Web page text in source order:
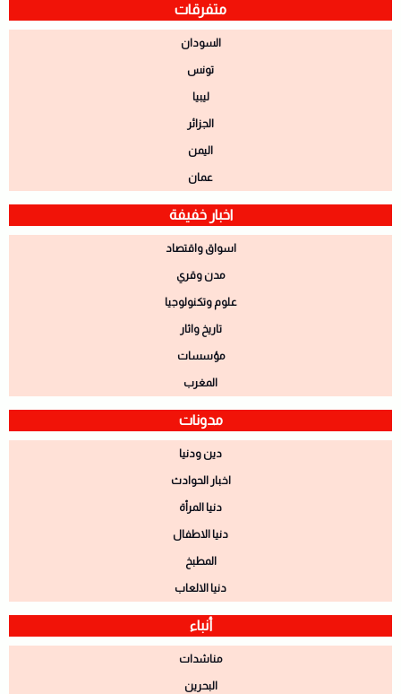
متفرقات
السودان
تونس
ليبيا
الجزائر
اليمن
عمان
اخبار خفيفة
اسواق واقتصاد
مدن وقري
علوم وتكنولوجيا
تاريخ واثار
مؤسسات
المغرب
مدونات
دين ودنيا
اخبار الحوادث
دنيا المرأة
دنيا الاطفال
المطبخ
دنيا الالعاب
أنباء
مناشدات
البحرين